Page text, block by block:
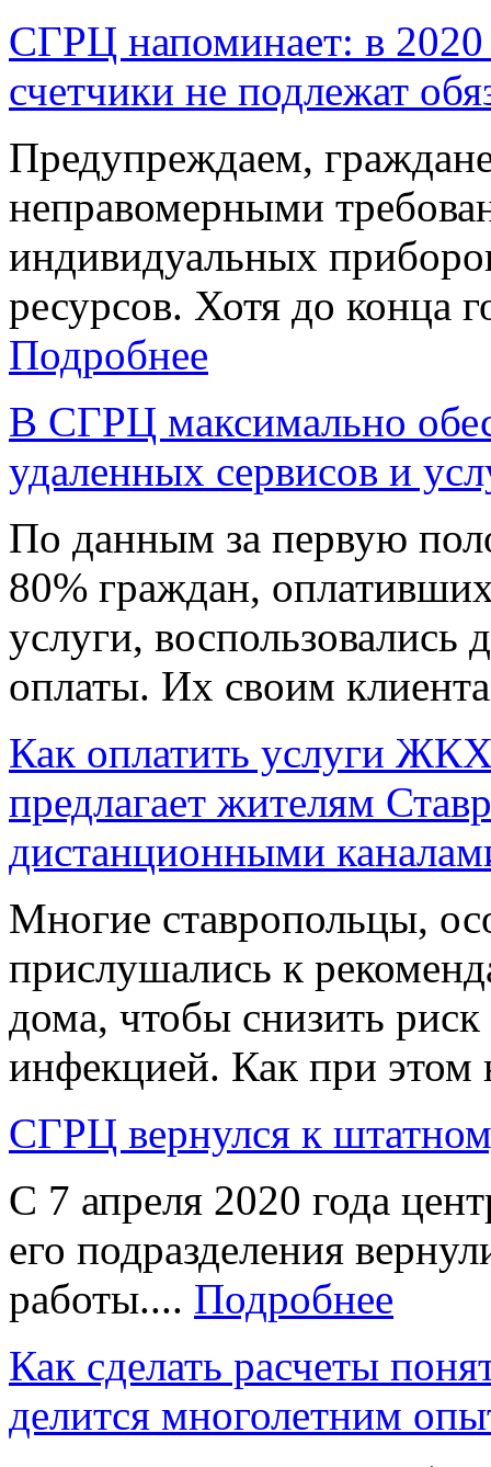
СГРЦ напоминает: в
счетчики не подлежат
Предупреждаем,
неправомерными
индивидуальных
ресурсов. Хотя до конца
Подробнее
В СГРЦ максимально
удаленных сервисов и
По данным за первую
80% граждан,
услуги,
оплаты. Их своим
Как оплатить услуги
предлагает жителям
дистанционными
Многие ставропольцы,
прислушались к
дома, чтобы снизить
инфекцией. Как при этом
СГРЦ вернулся к
С 7 апреля 2020 года
его подразделения
работы.... Подробнее
Как сделать расчеты
делится многолетним